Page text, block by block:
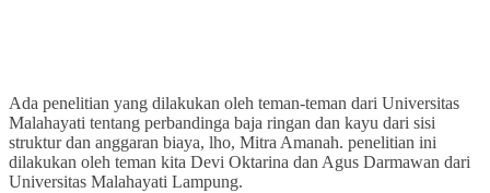
Ada penelitian yang dilakukan oleh teman-teman dari Universitas
Malahayati tentang perbandinga baja ringan dan kayu dari sisi
struktur dan anggaran biaya, lho, Mitra Amanah. penelitian ini
dilakukan oleh teman kita Devi Oktarina dan Agus Darmawan dari
Universitas Malahayati Lampung.